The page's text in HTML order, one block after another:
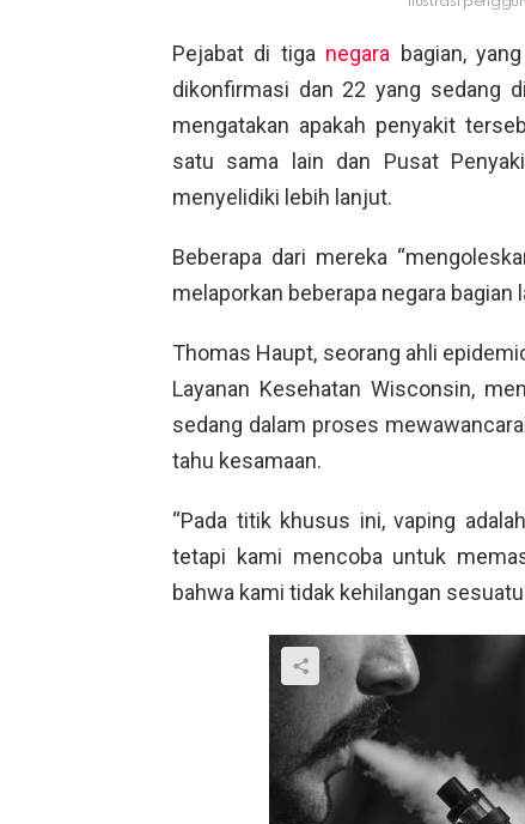
Pejabat di tiga negara bagian,
dikonfirmasi dan 22 yang sedang
mengatakan apakah penyakit
satu sama lain dan Pusat
menyelidiki lebih lanjut.
Beberapa dari mereka
melaporkan beberapa negara
Thomas Haupt, seorang ahli
Layanan Kesehatan Wisconsin,
sedang dalam proses
tahu kesamaan.
“Pada titik khusus ini, vaping
tetapi kami mencoba untuk
bahwa kami tidak kehilangan sesuatu